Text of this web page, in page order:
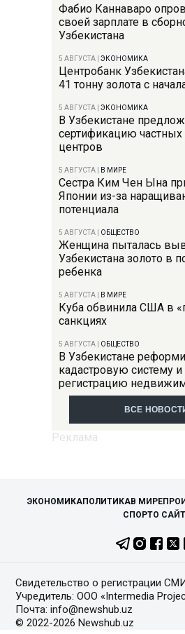
Фабио Каннаваро
своей зарплате в
Узбекистана
5 АВГУСТА ЭКОНОМИКА
Центробанк
41 тонну золота с
5 АВГУСТА ЭКОНОМИКА
В Узбекистане
сертификацию
центров
5 АВГУСТА В МИРЕ
Сестра Ким Чен Ына
Японии из-за
потенциала
5 АВГУСТА ОБЩЕСТВО
Женщина пыталась
Узбекистана золото в
ребенка
5 АВГУСТА В МИРЕ
Куба обвинила США в
санкциях
5 АВГУСТА ОБЩЕСТВО
В Узбекистане
кадастровую систему и
регистрацию
ВСЕ
ЭКОНОМИКАПОЛИТИКАВ МИРЕ
СПОРТО
Свидетельство о регистрации
Учредитель: ООО «Intermedia
Почта: info@newshub.uz
© 2022-2026 Newshub.uz